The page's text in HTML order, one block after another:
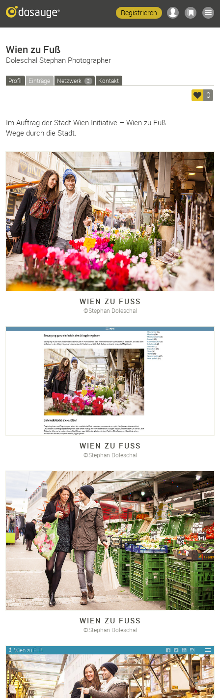
Registrieren
Wien zu Fuß
Doleschal Stephan Photographer
Profil Einträge Netzwerk 2 Kontakt
0
Im Auftrag der Stadt Wien Initiative – Wien zu Fuß
Wege durch die Stadt.
WIEN ZU FUSS
©Stephan Doleschal
WIEN ZU FUSS
©Stephan Doleschal
WIEN ZU FUSS
©Stephan Doleschal